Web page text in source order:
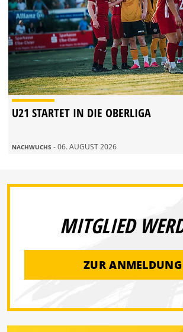
U21 STARTET IN DIE OBERLIGA
NACHWUCHS - 06. AUGUST 2026
MITGLIED
ZUR ANMELDUNG